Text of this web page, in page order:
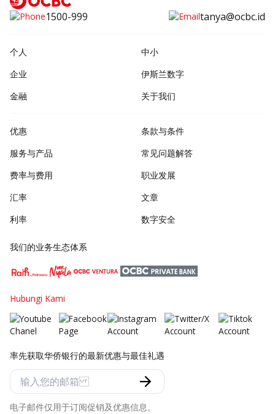
1500-999 tanya@ocbc.id
个人
中小
企业
伊斯兰数字
金融
关于我们
优惠
服务与产品
费率与费用
汇率
利率
条款与条件
常见问题解答
职业发展
文章
数字安全
我们的业务生态体系
Hubungi Kami
率先获取华侨银行的最新优惠与最佳礼遇
电子邮件仅用于订阅促销及优惠信息。